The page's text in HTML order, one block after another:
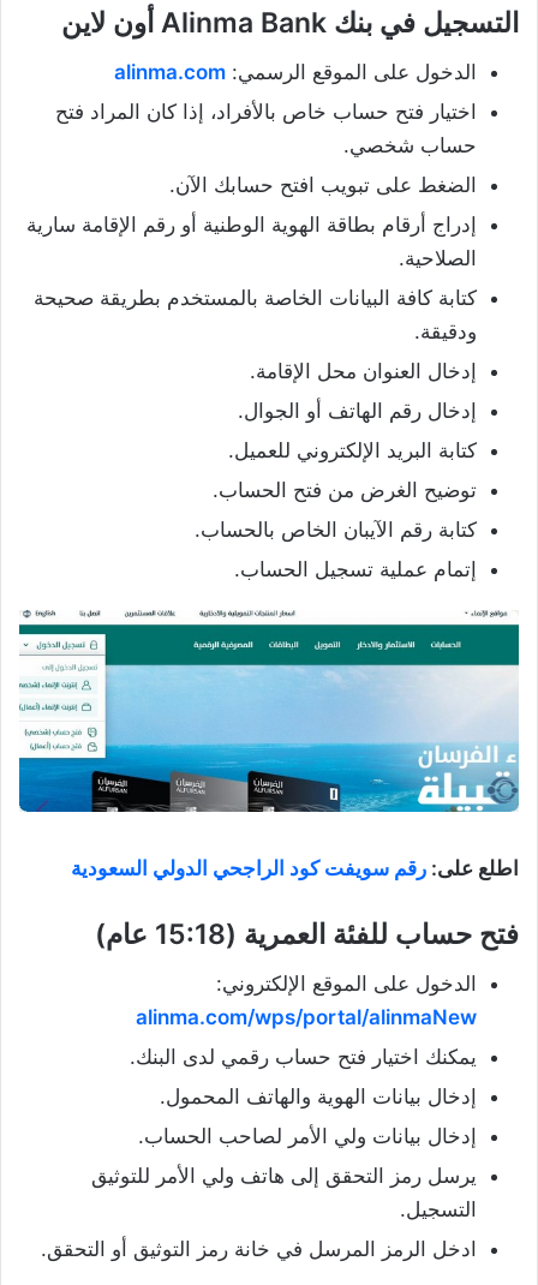
التسجيل في بنك Alinma Bank أون لاين
الدخول على الموقع الرسمي: alinma.com
اختيار فتح حساب خاص بالأفراد، إذا كان المراد فتح
حساب شخصي.
الضغط على تبويب افتح حسابك الآن.
إدراج أرقام بطاقة الهوية الوطنية أو رقم الإقامة سارية
الصلاحية.
كتابة كافة البيانات الخاصة بالمستخدم بطريقة صحيحة
ودقيقة.
إدخال العنوان محل الإقامة.
إدخال رقم الهاتف أو الجوال.
كتابة البريد الإلكتروني للعميل.
توضيح الغرض من فتح الحساب.
كتابة رقم الآيبان الخاص بالحساب.
إتمام عملية تسجيل الحساب.
اطلع على: رقم سويفت كود الراجحي الدولي السعودية
فتح حساب للفئة العمرية (15:18 عام)
الدخول على الموقع الإلكتروني:
alinma.com/wps/portal/alinmaNew
يمكنك اختيار فتح حساب رقمي لدى البنك.
إدخال بيانات الهوية والهاتف المحمول.
إدخال بيانات ولي الأمر لصاحب الحساب.
يرسل رمز التحقق إلى هاتف ولي الأمر للتوثيق
التسجيل.
ادخل الرمز المرسل في خانة رمز التوثيق أو التحقق.